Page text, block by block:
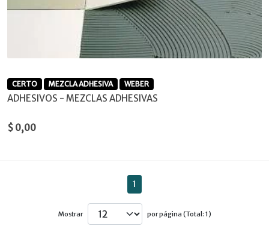
CERTO MEZCLA ADHESIVA WEBER
ADHESIVOS - MEZCLAS ADHESIVAS
$ 0,00
1
Mostrar por página (Total: 1)